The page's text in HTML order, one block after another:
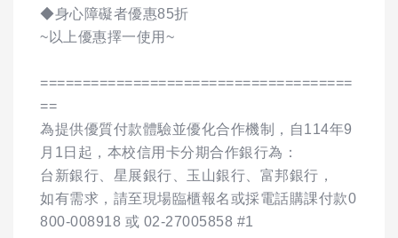
◆身心障礙者優惠85折
~以上優惠擇一使用~
=====================================
==
為提供優質付款體驗並優化合作機制，自114年9
月1日起，本校信用卡分期合作銀行為：
台新銀行、星展銀行、玉山銀行、富邦銀行，
如有需求，請至現場臨櫃報名或採電話購課付款0
800-008918 或 02-27005858 #1